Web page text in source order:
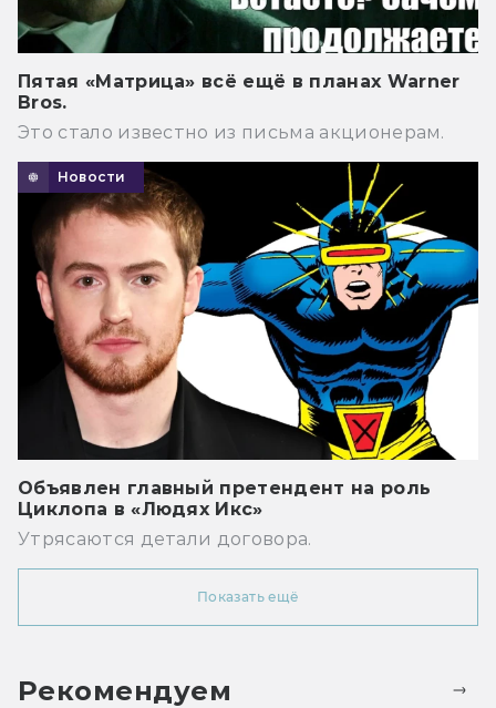
Пятая «Матрица» всё ещё в планах Warner
Bros.
Это стало известно из письма акционерам.
Новости
Объявлен главный претендент на роль
Циклопа в «Людях Икс»
Утрясаются детали договора.
Показать ещё
Рекомендуем